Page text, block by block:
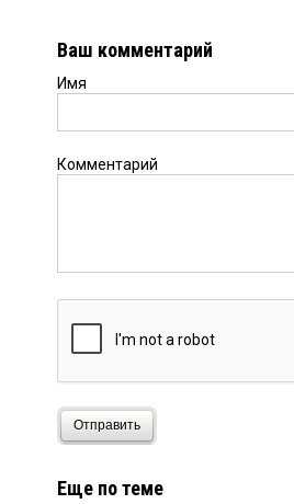
Ваш комментарий
Имя
Комментарий
Отправить
Еще по теме